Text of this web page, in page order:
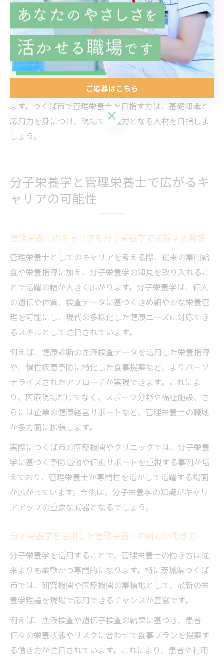
リートへのパフォーマンス向上提案など、幅広い現場で
活用されています。患者様の検査データをもとに、根拠
あるアドバイスができることで、信頼性の高い管理栄養
士として評価されやすくなります。
今後は、分子栄養学の専門性を活かした求人も増加傾向
にあり、キャリアの幅を広げる上でも大きな強みとなり
ます。つくば市で管理栄養士を目指す方は、基礎知識と
応用力を身につけ、現場で即戦力となる人材を目指しま
しょう。
分子栄養学と管理栄養士で広がるキ
ャリアの可能性
管理栄養士のキャリアを分子栄養学で拡張する発想
管理栄養士としてのキャリアを考える際、従来の集団給
食や栄養指導に加え、分子栄養学の知見を取り入れるこ
とで活躍の幅が大きく広がります。分子栄養学は、個人
の遺伝や体質、検査データに基づくきめ細やかな栄養管
理を可能にし、現代の多様化した健康ニーズに対応でき
るスキルとして注目されています。
例えば、健康診断の血液検査データを活用した栄養指導
や、慢性疾患予防に特化した食事提案など、よりパーソ
ナライズされたアプローチが実現できます。これによ
り、医療現場だけでなく、スポーツ分野や福祉施設、さ
らには企業の健康経営サポートなど、管理栄養士の職域
が多方面に拡張します。
実際につくば市の医療機関やクリニックでは、分子栄養
学に基づく予防活動や個別サポートを重視する事例が増
えており、管理栄養士が専門性を活かして活躍する場面
が広がっています。今後は、分子栄養学の知識がキャリ
アアップの重要な武器となるでしょう。
分子栄養学を活用した管理栄養士の新しい働き方
分子栄養学を活用することで、管理栄養士の働き方は従
来よりも柔軟かつ専門的になります。特に茨城県つくば
市では、研究機関や医療機関の集積地として、最新の栄
養学理論を現場で応用できるチャンスが豊富です。
例えば、血液検査や遺伝子検査の結果に基づき、患者
個々の栄養状態やリスクに合わせて食事プランを提案す
る働き方が注目されています。これにより、患者や利用
ご応募はこちら
ご応募はこちら